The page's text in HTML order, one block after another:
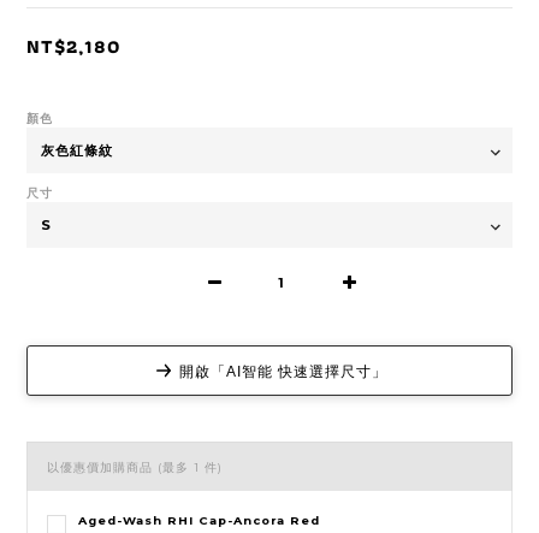
NT$2,180
顏色
尺寸
開啟「AI智能 快速選擇尺寸」
以優惠價加購商品 (最多 1 件)
Aged-Wash RHI Cap-Ancora Red